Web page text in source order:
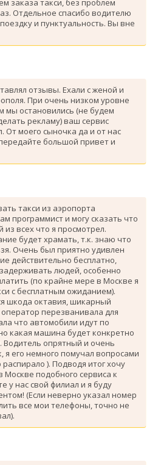
Отдельное спасибо водителю
и пунктуальность. Вы вне
отзывы. Ехали с женой и
При очень низком уровне
мы остановились (не будем
рекламу) ваш сервис
От моего сыночка да и от нас
большой привет и
такси из аэропорта
программист и могу сказать что
из всех что я просмотрел.
будет храмать, т.к. знаю что
Очень был приятно удивлен
действительно бесплатно,
людей, особенно
(по крайне мере в Москве я
с бесплатным ожиданием).
шкода октавия, шикарный
перезванивала для
что автомобили идут по
какая машина будет конкретно
Водитель опрятный и очень
я его немного помучал вопросами
). Подводя итог хочу
Москве подобного сервиса к
у нас свой филиал и я буду
(Если неверно указал номер
все мои телефоны, точно не